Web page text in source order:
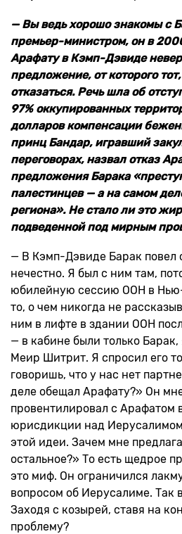
— Вы ведь хорошо знакомы с
премьер-министром, он в
Арафату в Кэмп-Дэвиде
предложение, от которого
отказаться. Речь шла об
97% оккупированных
долларов компенсации
принц Бандар, игравший
переговорах, назвал отказ
предложения Барака
палестинцев — а на самом
региона». Не стало ли это
подведенной под мирным
— В Кэмп-Дэвиде Барак повел
нечестно. Я был с ним там,
юбилейную сессию ООН в
то, о чем никогда не
ним в лифте в здании ООН
— в кабине были только
Меир Шитрит. Я спросил его
говоришь, что у нас нет
деле обещал Арафату?» Он
провентилировал с Арафатом
юрисдикции над
этой идеи. Зачем мне
остальное?» То есть щедрое
это миф. Он ограничился
вопросом об Иерусалиме. Так
Заходя с козырей, ставя на
проблему?